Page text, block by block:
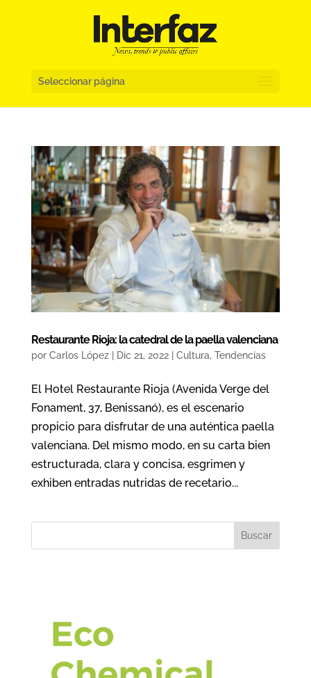
Seleccionar página
Restaurante Rioja: la catedral de la paella valenciana
por Carlos López| Dic 21, 2022| Cultura, Tendencias
El Hotel Restaurante Rioja (Avenida Verge del
Fonament, 37, Benissanó), es el escenario
propicio para disfrutar de una auténtica paella
valenciana. Del mismo modo, en su carta bien
estructurada, clara y concisa, esgrimen y
exhiben entradas nutridas de recetario...
Buscar